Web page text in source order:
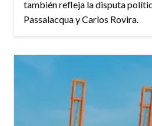
también refleja la disputa
Passalacqua y Carlos Rovira.